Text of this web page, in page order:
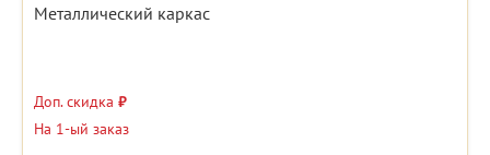
Металлический каркас
Доп. скидка ₽
На 1-ый заказ